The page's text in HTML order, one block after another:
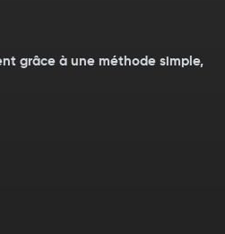
grâce à une méthode simple,